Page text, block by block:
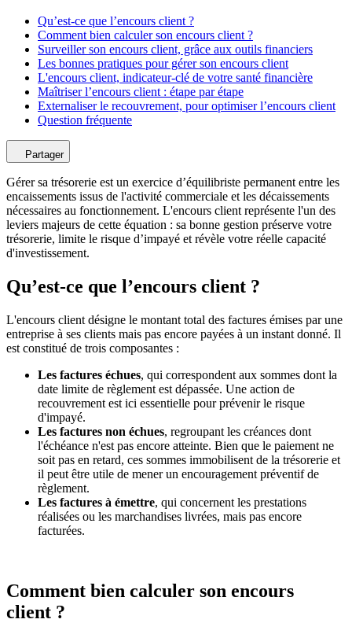
Qu’est-ce que l’encours client ?
Comment bien calculer son encours client ?
Surveiller son encours client, grâce aux outils financiers
Les bonnes pratiques pour gérer son encours client
L'encours client, indicateur-clé de votre santé financière
Maîtriser l’encours client : étape par étape
Externaliser le recouvrement, pour optimiser l’encours client
Question fréquente
Partager
Gérer sa trésorerie est un exercice d’équilibriste permanent entre les
encaissements issus de l'activité commerciale et les décaissements
nécessaires au fonctionnement. L'encours client représente l'un des
leviers majeurs de cette équation : sa bonne gestion préserve votre
trésorerie, limite le risque d’impayé et révèle votre réelle capacité
d'investissement.
Qu’est-ce que l’encours client ?
L'encours client désigne le montant total des factures émises par une
entreprise à ses clients mais pas encore payées à un instant donné. Il
est constitué de trois composantes :
Les factures échues, qui correspondent aux sommes dont la
date limite de règlement est dépassée. Une action de
recouvrement est ici essentielle pour prévenir le risque
d'impayé.
Les factures non échues, regroupant les créances dont
l'échéance n'est pas encore atteinte. Bien que le paiement ne
soit pas en retard, ces sommes immobilisent de la trésorerie et
il peut être utile de mener un encouragement préventif de
règlement.
Les factures à émettre, qui concernent les prestations
réalisées ou les marchandises livrées, mais pas encore
facturées.
Comment bien calculer son encours
client ?